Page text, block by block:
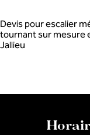
Devis pour escalier
tournant sur mesure
Jallieu